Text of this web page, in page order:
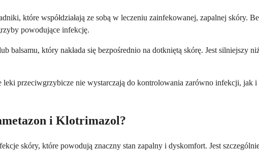
które współdziałają ze sobą w leczeniu zainfekowanej, zapalnej skóry.
powodujące infekcję.
balsamu, który nakłada się bezpośrednio na dotkniętą skórę. Jest
przeciwgrzybicze nie wystarczają do kontrolowania zarówno infekcji, jak
i Klotrimazol?
skóry, które powodują znaczny stan zapalny i dyskomfort. Jest